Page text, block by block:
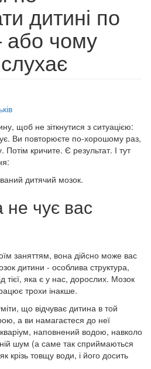
дитині по
або чому
щоб не зіткнутися з ситуацією:
Ви повторюєте по-хорошому раз,
кричите. Є результат. І тут
дитячий мозок.
чує вас
заняттям, вона дійсно може вас
дитини - особлива структура,
тієї, яка є у нас, дорослих. Мозок
трохи інакше.
що відчуває дитина в той
а ви намагаєтеся до неї
наповнений водою, навколо
шум (а саме так сприймаються
крізь товщу води, і його досить